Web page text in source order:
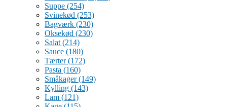
Suppe (254)
Svinekød (253)
Bagværk (230)
Oksekød (230)
Salat (214)
Sauce (180)
Tærter(172)
Pasta (160)
Småkager(149)
Kylling (143)
Lam (121)